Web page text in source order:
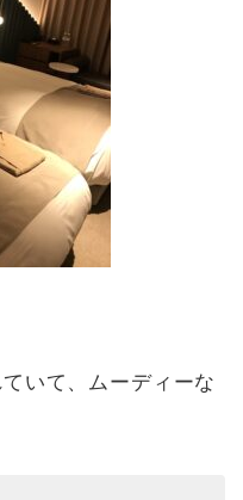
いて、ムーディーな